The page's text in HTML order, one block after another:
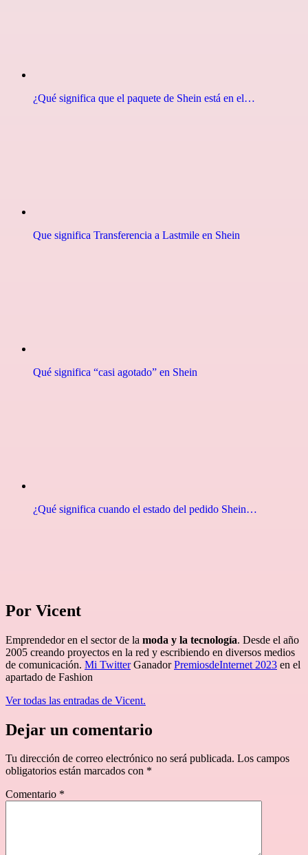
¿Qué significa que el paquete de Shein está en el…
Que significa Transferencia a Lastmile en Shein
Qué significa “casi agotado” en Shein
¿Qué significa cuando el estado del pedido Shein…
Por Vicent
Emprendedor en el sector de la moda y la tecnología. Desde el año
2005 creando proyectos en la red y escribiendo en diversos medios
de comunicación. Mi TwitterGanadorPremiosdeInternet 2023 en el
apartado de Fashion
Ver todas las entradas de Vicent.
Dejar un comentario
Tu dirección de correo electrónico no será publicada. Los campos
obligatorios están marcados con *
Comentario *